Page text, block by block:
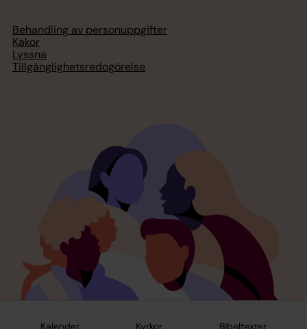
Kalender Kyrkor Bibeltexter
Behandling av personuppgifter
Kakor
Lyssna
Tillgänglighetsredogörelse